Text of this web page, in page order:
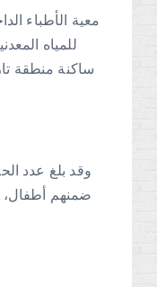
معية الأطباء
للمياه
ضمنهم أطفال،